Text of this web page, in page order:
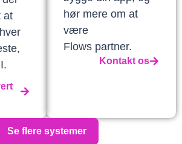
at
hør mere om at
være
Flows partner.
Kontakt os
Se flere systemer